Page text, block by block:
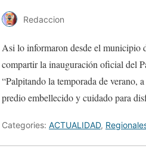
Redaccion
Asi lo informaron desde el municipio
compartir la inauguración oficial del
“Palpitando la temporada de verano,
predio embellecido y cuidado para
Categories: ACTUALIDAD,